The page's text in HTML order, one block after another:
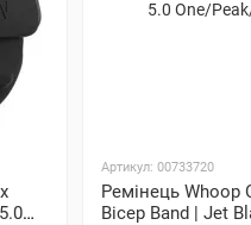
Артикул: 00733720
Ремінець Whoop
Bicep Band | Jet